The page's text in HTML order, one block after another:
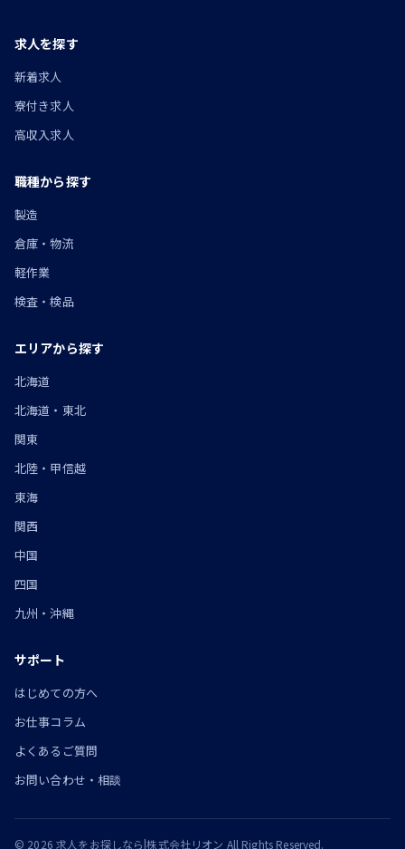
求人を探す
新着求人
寮付き求人
高収入求人
職種から探す
製造
倉庫・物流
軽作業
検査・検品
エリアから探す
北海道
北海道・東北
関東
北陸・甲信越
東海
関西
中国
四国
九州・沖縄
サポート
はじめての方へ
お仕事コラム
よくあるご質問
お問い合わせ・相談
© 2026 求人をお探しなら|株式会社リオン All Rights Reserved.